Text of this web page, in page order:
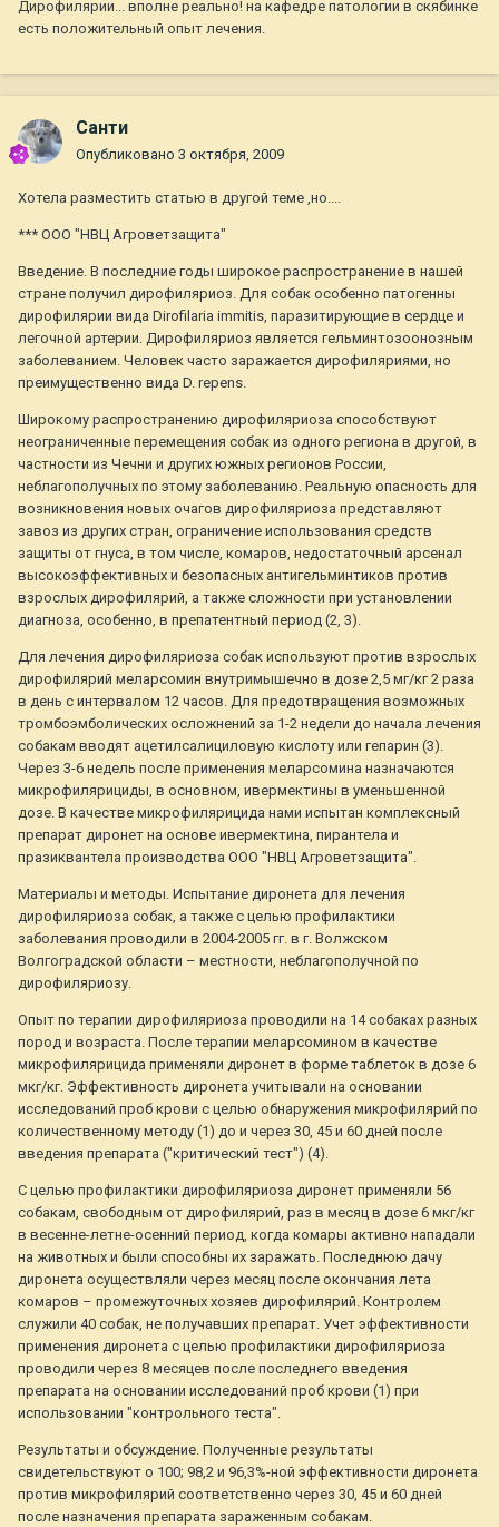
Дирофилярии... вполне реально! на кафедре патологии в скябинке
есть положительный опыт лечения.
Санти
Опубликовано 3 октября, 2009
Хотела разместить статью в другой теме ,но....
*** ООО "НВЦ Агроветзащита"
Введение. В последние годы широкое распространение в нашей
стране получил дирофиляриоз. Для собак особенно патогенны
дирофилярии вида Dirofilaria immitis, паразитирующие в сердце и
легочной артерии. Дирофиляриоз является гельминтозоонозным
заболеванием. Человек часто заражается дирофиляриями, но
преимущественно вида D. repens.
Широкому распространению дирофиляриоза способствуют
неограниченные перемещения собак из одного региона в другой, в
частности из Чечни и других южных регионов России,
неблагополучных по этому заболеванию. Реальную опасность для
возникновения новых очагов дирофиляриоза представляют
завоз из других стран, ограничение использования средств
защиты от гнуса, в том числе, комаров, недостаточный арсенал
высокоэффективных и безопасных антигельминтиков против
взрослых дирофилярий, а также сложности при установлении
диагноза, особенно, в препатентный период (2, 3).
Для лечения дирофиляриоза собак используют против взрослых
дирофилярий меларсомин внутримышечно в дозе 2,5 мг/кг 2 раза
в день с интервалом 12 часов. Для предотвращения возможных
тромбоэмболических осложнений за 1-2 недели до начала лечения
собакам вводят ацетилсалициловую кислоту или гепарин (3).
Через 3-6 недель после применения меларсомина назначаются
микрофилярициды, в основном, ивермектины в уменьшенной
дозе. В качестве микрофилярицида нами испытан комплексный
препарат диронет на основе ивермектина, пирантела и
празиквантела производства ООО "НВЦ Агроветзащита".
Материалы и методы. Испытание диронета для лечения
дирофиляриоза собак, а также с целью профилактики
заболевания проводили в 2004-2005 гг. в г. Волжском
Волгоградской области – местности, неблагополучной по
дирофиляриозу.
Опыт по терапии дирофиляриоза проводили на 14 собаках разных
пород и возраста. После терапии меларсомином в качестве
микрофилярицида применяли диронет в форме таблеток в дозе 6
мкг/кг. Эффективность диронета учитывали на основании
исследований проб крови с целью обнаружения микрофилярий по
количественному методу (1) до и через 30, 45 и 60 дней после
введения препарата ("критический тест") (4).
С целью профилактики дирофиляриоза диронет применяли 56
собакам, свободным от дирофилярий, раз в месяц в дозе 6 мкг/кг
в весенне-летне-осенний период, когда комары активно нападали
на животных и были способны их заражать. Последнюю дачу
диронета осуществляли через месяц после окончания лета
комаров – промежуточных хозяев дирофилярий. Контролем
служили 40 собак, не получавших препарат. Учет эффективности
применения диронета с целью профилактики дирофиляриоза
проводили через 8 месяцев после последнего введения
препарата на основании исследований проб крови (1) при
использовании "контрольного теста".
Результаты и обсуждение. Полученные результаты
свидетельствуют о 100; 98,2 и 96,3%-ной эффективности диронета
против микрофилярий соответственно через 30, 45 и 60 дней
после назначения препарата зараженным собакам.